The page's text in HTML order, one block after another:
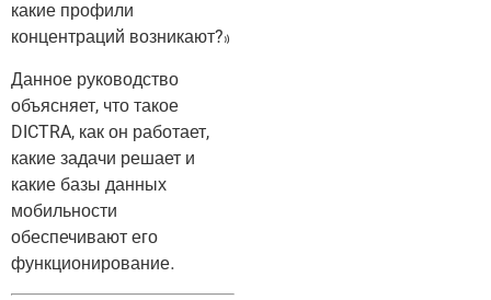
какие профили
концентраций возникают?»
Данное руководство
объясняет, что такое
DICTRA, как он работает,
какие задачи решает и
какие базы данных
мобильности
обеспечивают его
функционирование.